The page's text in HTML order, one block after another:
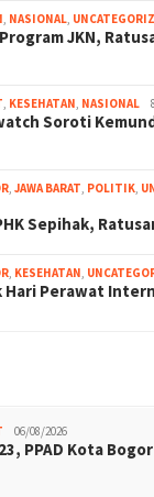
, NASIONAL,
JKN,
, KESEHATAN, NASIONAL
Soroti
, JAWA BARAT, POLITIK,
Sepihak,
, KESEHATAN,
Hari Perawat
06/08/2026
PPAD Kota